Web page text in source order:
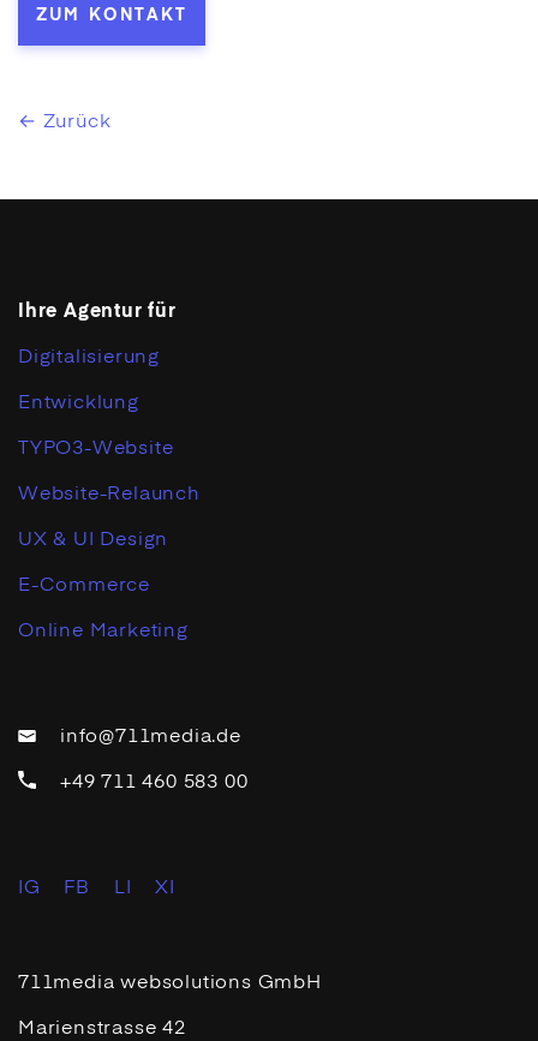
ZUM KONTAKT
← Zurück
Ihre Agentur für
Digitalisierung
Entwicklung
TYPO3-Website
Website-Relaunch
UX & UI Design
E-Commerce
Online Marketing
info@711media.de
+49 711 460 583 00
IG FB LI XI
711media websolutions GmbH
Marienstrasse 42